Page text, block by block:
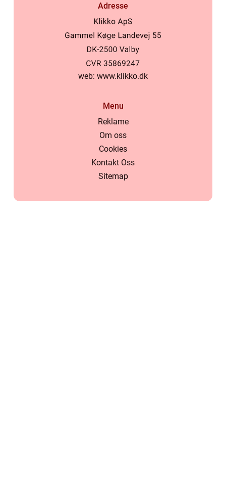
Adresse
web: www.klikko.dk
Menu
Reklame
Om oss
Cookies
Kontakt Oss
Sitemap